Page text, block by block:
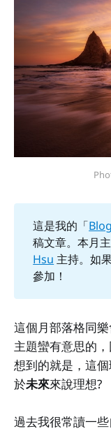
這是我的「
稿文章。本月
Hsu 主持。如
參加！
這個月部落格同
主題蠻有意思的
想到的就是，這
於未來來說理想?
過去我很常讀一